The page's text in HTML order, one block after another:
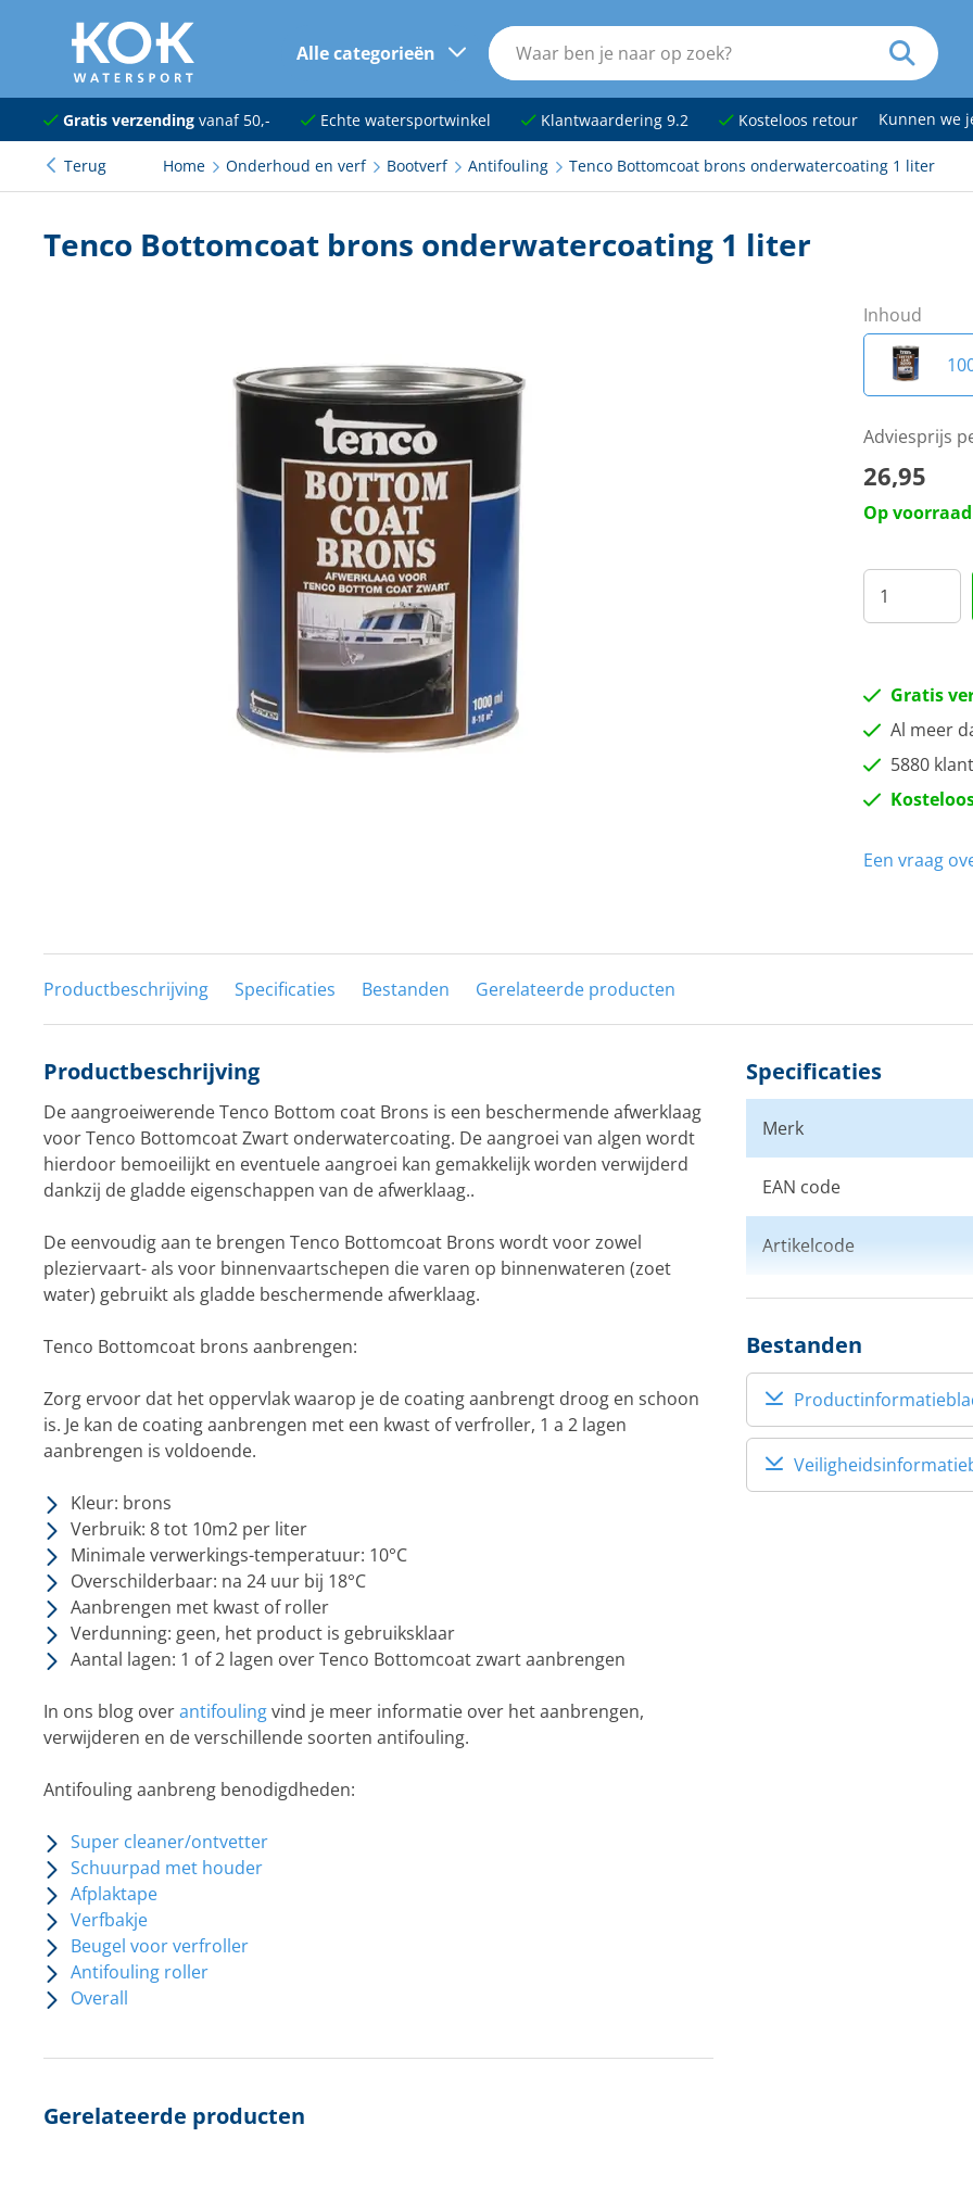
naar hoofdinhoud
Alle categorieën
Navigatie
Dekuitrusting
Kleding en schoenen
Boten, toebehoren en fun
Meubels en lifestyle
Gratis verzendingvanaf 50,- Echte watersportwinkel Klantwaardering 9.2 Kosteloos retour Kunnen
Terug Home Onderhoud en verf Bootverf Antifouling Tenco Bottomcoat brons onderwatercoating 1 liter
Tenco Bottomcoat brons onderwatercoating 1 liter
Inhoud
Adviesprijs
26,95
Op voorraad
Gratis
Al meer
5880
Een vraag
Productbeschrijving Specificaties Bestanden Gerelateerde producten
Productbeschrijving
De aangroeiwerende Tenco Bottom coat Brons is een beschermende afwerklaag
voor Tenco Bottomcoat Zwart onderwatercoating. De aangroei van algen wordt
hierdoor bemoeilijkt en eventuele aangroei kan gemakkelijk worden verwijderd
dankzij de gladde eigenschappen van de afwerklaag..
De eenvoudig aan te brengen Tenco Bottomcoat Brons wordt voor zowel
pleziervaart- als voor binnenvaartschepen die varen op binnenwateren (zoet
water) gebruikt als gladde beschermende afwerklaag.
Tenco Bottomcoat brons aanbrengen:
Zorg ervoor dat het oppervlak waarop je de coating aanbrengt droog en schoon
is. Je kan de coating aanbrengen met een kwast of verfroller, 1 a 2 lagen
aanbrengen is voldoende.
Kleur: brons
Verbruik: 8 tot 10m2 per liter
Minimale verwerkings-temperatuur: 10°C
Overschilderbaar: na 24 uur bij 18°C
Aanbrengen met kwast of roller
Verdunning: geen, het product is gebruiksklaar
Aantal lagen: 1 of 2 lagen over Tenco Bottomcoat zwart aanbrengen
In ons blog overantifoulingvind je meer informatie over het aanbrengen,
verwijderen en de verschillende soorten antifouling.
Antifouling aanbreng benodigdheden:
Super cleaner/ontvetter
Schuurpad met houder
Afplaktape
Verfbakje
Beugel voor verfroller
Antifouling roller
Overall
Specificaties
Merk
EAN code
Artikelcode
Kleur
Bestanden
Gerelateerde producten